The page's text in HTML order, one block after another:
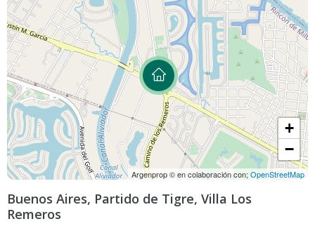
+
−
Argenprop © en colaboración con; OpenStreetMap
Buenos Aires, Partido de Tigre, Villa Los
Remeros